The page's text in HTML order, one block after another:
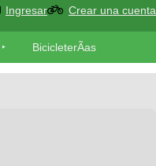
Ingresar Crear una cuenta
BicicleterÃ­as